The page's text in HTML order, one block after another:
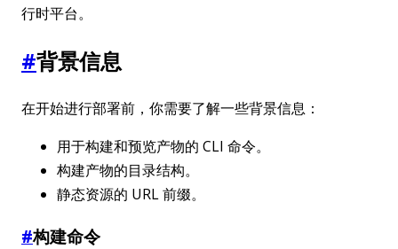
行时平台。
#背景信息
在开始进行部署前，你需要了解一些背景信息：
用于构建和预览产物的 CLI 命令。
构建产物的目录结构。
静态资源的 URL 前缀。
#构建命令